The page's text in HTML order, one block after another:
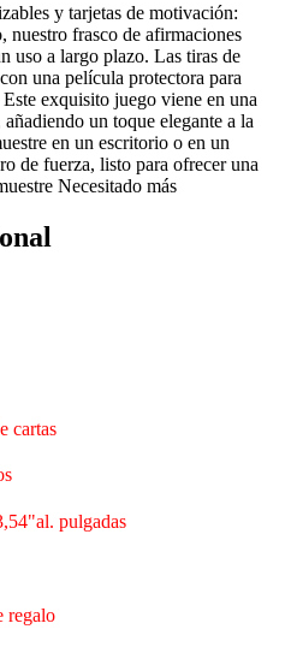
y tarjetas de motivación:
frasco de afirmaciones
uso a largo plazo. Las tiras de
una película protectora para
exquisito juego viene en una
un toque elegante a la
en un escritorio o en un
de fuerza, listo para ofrecer una
Necesitado más
cartas
pulgadas
regalo